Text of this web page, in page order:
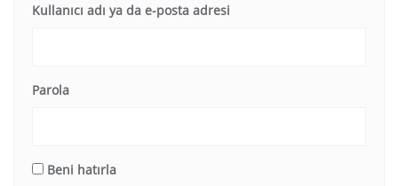
Kullanıcı adı ya da e-posta adresi
Parola
Beni hatırla